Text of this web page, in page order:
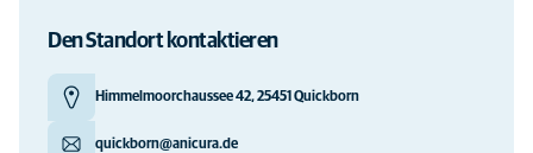
Den Standort kontaktieren
Himmelmoorchaussee 42, 25451 Quickborn
quickborn@anicura.de